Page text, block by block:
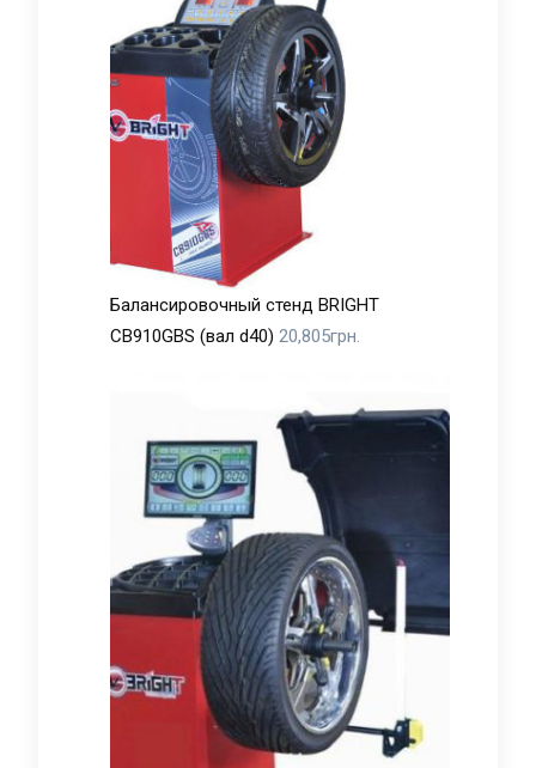
Балансировочный стенд BRIGHT
CB910GBS (вал d40) 20,805грн.